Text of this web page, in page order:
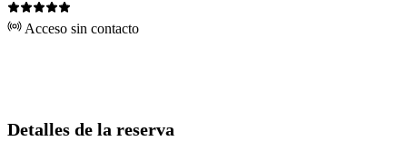
Acceso sin contacto
Detalles de la reserva